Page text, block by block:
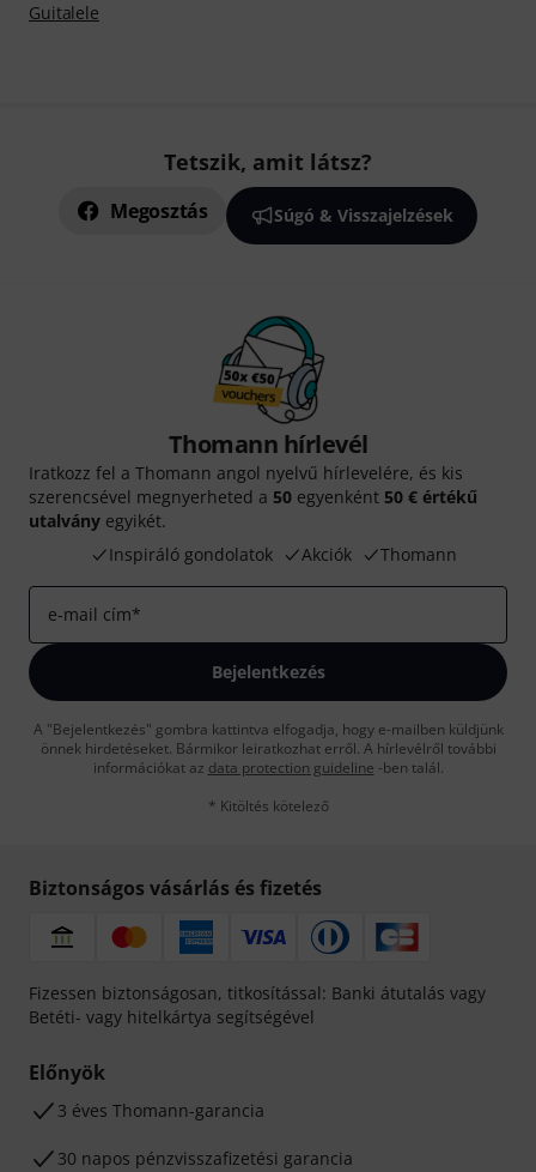
Guitalele
Tetszik, amit látsz?
Megosztás Súgó & Visszajelzések
Thomann hírlevél
Iratkozz fel a Thomann angol nyelvű hírlevelére, és kis
szerencsével megnyerheted a 50 egyenként 50 € értékű
utalvány egyikét.
Inspiráló gondolatok
Akciók Thomann
e-mail cím*
Bejelentkezés
A "Bejelentkezés" gombra kattintva elfogadja, hogy e-mailben küldjünk
önnek hirdetéseket. Bármikor leiratkozhat erről. A hírlevélről további
információkat az data protection guideline -ben talál.
* Kitöltés kötelező
Biztonságos vásárlás és fizetés
Fizessen biztonságosan, titkosítással: Banki átutalás vagy
Betéti- vagy hitelkártya segítségével
Előnyök
3 éves Thomann-garancia
30 napos pénzvisszafizetési garancia